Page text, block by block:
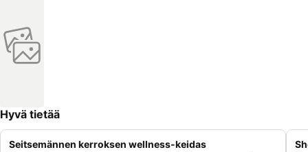
Hyvä tietää
Seitsemännen kerroksen wellness-keidas